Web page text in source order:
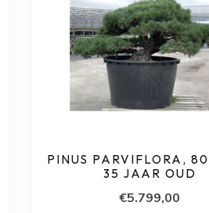
PINUS PARVIFLORA,
35 JAAR OUD
€5.799,00